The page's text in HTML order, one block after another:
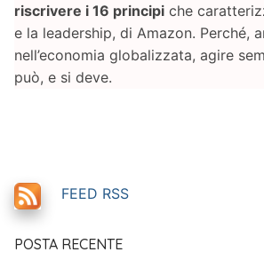
riscrivere i 16 principi che
e la leadership, di Amazon. Perché,
nell’economia globalizzata, agire
può, e si deve.
FEED RSS
POSTA RECENTE